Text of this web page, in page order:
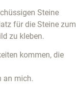
Steine
für die Steine zum
zu kleben.
kommen, die
an mich.